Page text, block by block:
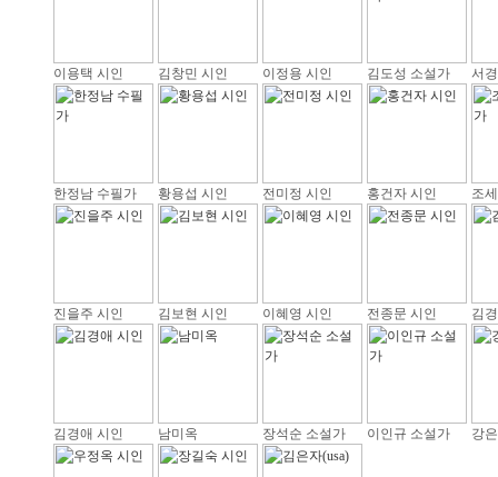
이용택 시인 김창민 시인 이정용 시인 김도성 소설가 서
한정남 수필가 황용섭 시인 전미정 시인 홍건자 시인 조
진을주 시인 김보현 시인 이혜영 시인 전종문 시인 김
김경애 시인 남미옥 장석순 소설가 이인규 소설가 강